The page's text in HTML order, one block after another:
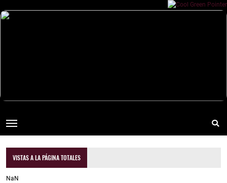
VISTAS A LA PÁGINA TOTALES
NaN